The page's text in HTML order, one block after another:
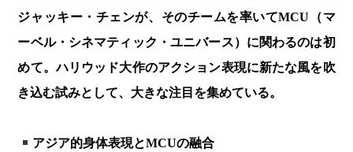
ジャッキー・チェンが、そのチームを率いてMCU（マ
ーベル・シネマティック・ユニバース）に関わるのは初
めて。ハリウッド大作のアクション表現に新たな風を吹
き込む試みとして、大きな注目を集めている。
アジア的身体表現とMCUの融合